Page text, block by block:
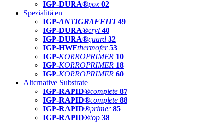
IGP-DURA®pox 02
Spezialitäten
IGP-ANTIGRAFFITI49
IGP-DURA®cryl 40
IGP-DURA®guard 32
IGP-HWFthermofer 53
IGP-KORROPRIMER 10
IGP-KORROPRIMER 18
IGP-KORROPRIMER 60
Alternative Substrate
IGP-RAPID®complete 87
IGP-RAPID®complete 88
IGP-RAPID®primer 85
IGP-RAPID®top 38